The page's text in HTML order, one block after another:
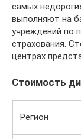
самых
выполняют на
учреждений по
страхования.
центрах
Стоимость
Регион